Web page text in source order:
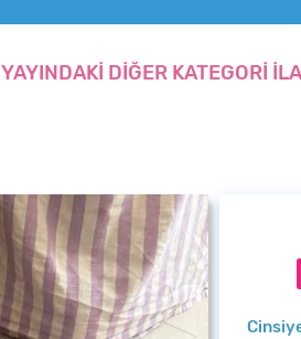
YAYINDAKİ DİĞER KATEGORİ